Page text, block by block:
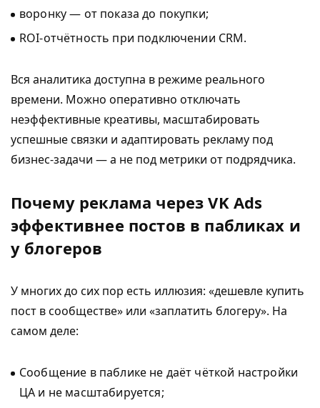
воронку — от показа до покупки;
ROI-отчётность при подключении CRM.
Вся аналитика доступна в режиме реального
времени. Можно оперативно отключать
неэффективные креативы, масштабировать
успешные связки и адаптировать рекламу под
бизнес-задачи — а не под метрики от подрядчика.
Почему реклама через VK Ads
эффективнее постов в пабликах и
у блогеров
У многих до сих пор есть иллюзия: «дешевле купить
пост в сообществе» или «заплатить блогеру». На
самом деле:
Сообщение в паблике не даёт чёткой настройки
ЦА и не масштабируется;